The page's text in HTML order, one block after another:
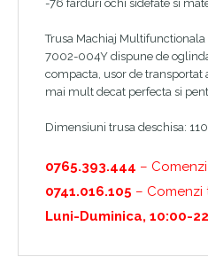
-76 farduri ochi sidefate si
Trusa Machiaj
7002-004Y dispune de
compacta, usor de transportat
mai mult decat perfecta si
Dimensiuni trusa deschisa:
0765.393.444 –
0741.016.105 –
Luni-Duminica, 10:00-